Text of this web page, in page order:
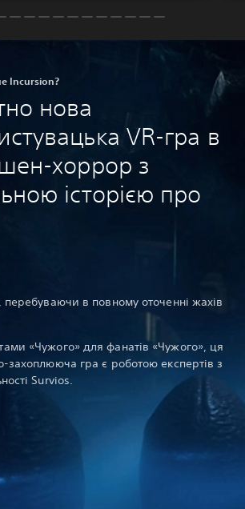
Incursion?
нова
VR-гра в
хоррор з
історією про
перебуваючи в повному оточенні жахів
«Чужого» для фанатів «Чужого», ця
захоплююча гра є роботою експертів з
Survios.